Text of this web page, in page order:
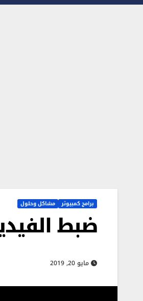
برامج كمبيوتر مشاكل وحلول
ضبط
مايو 20, 2019